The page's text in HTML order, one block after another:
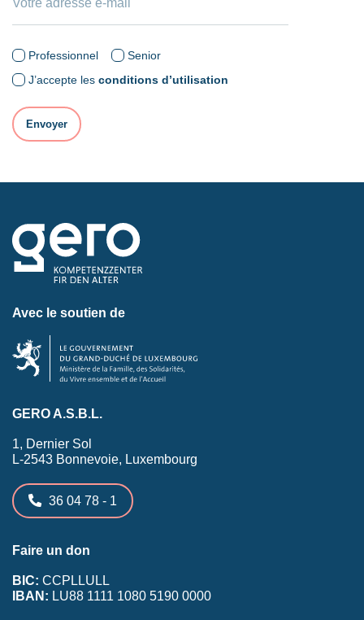
Professionnel
Senior
J’accepte les conditions d’utilisation
Avec le soutien de
GERO A.S.B.L.
1, Dernier Sol
L-2543 Bonnevoie, Luxembourg
36 04 78 - 1
Faire un don
BIC: CCPLLULL
IBAN: LU88 1111 1080 5190 0000